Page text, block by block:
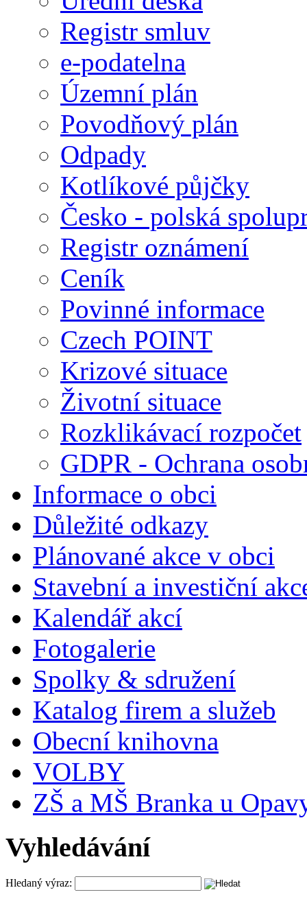
Registr smluv
e-podatelna
Územní plán
Povodňový plán
Odpady
Kotlíkové půjčky
Česko - polská
Registr oznámení
Ceník
Povinné informace
Czech POINT
Krizové situace
Životní situace
Rozklikávací rozpočet
GDPR - Ochrana
Informace o obci
Důležité odkazy
Plánované akce v obci
Stavební a investiční
Kalendář akcí
Fotogalerie
Spolky & sdružení
Katalog firem a služeb
Obecní knihovna
VOLBY
ZŠ a MŠ Branka u
Vyhledávání
Hledaný výraz: